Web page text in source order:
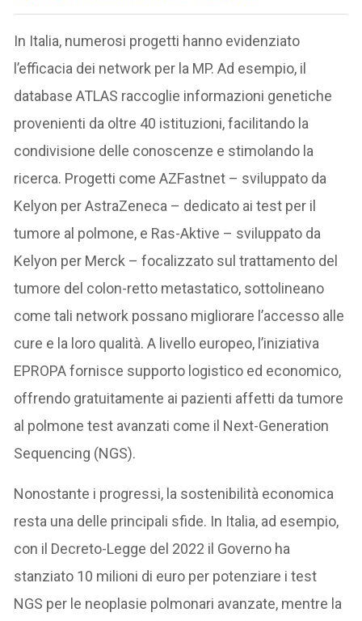
In Italia, numerosi progetti hanno evidenziato
l’efficacia dei network per la MP. Ad esempio, il
database ATLAS raccoglie informazioni genetiche
provenienti da oltre 40 istituzioni, facilitando la
condivisione delle conoscenze e stimolando la
ricerca. Progetti come AZFastnet – sviluppato da
Kelyon per AstraZeneca – dedicato ai test per il
tumore al polmone, e Ras-Aktive – sviluppato da
Kelyon per Merck – focalizzato sul trattamento del
tumore del colon-retto metastatico, sottolineano
come tali network possano migliorare l’accesso alle
cure e la loro qualità. A livello europeo, l’iniziativa
EPROPA fornisce supporto logistico ed economico,
offrendo gratuitamente ai pazienti affetti da tumore
al polmone test avanzati come il Next-Generation
Sequencing (NGS).
Nonostante i progressi, la sostenibilità economica
resta una delle principali sfide. In Italia, ad esempio,
con il Decreto-Legge del 2022 il Governo ha
stanziato 10 milioni di euro per potenziare i test
NGS per le neoplasie polmonari avanzate, mentre la